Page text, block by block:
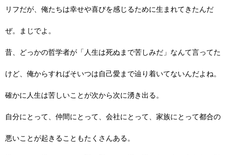
リフだが、俺たちは幸せや喜びを感じるために生まれてきたんだ
ぜ。まじでよ。
昔、どっかの哲学者が「人生は死ぬまで苦しみだ」なんて言ってた
けど、俺からすればそいつは自己愛まで辿り着いてないんだよね。
確かに人生は苦しいことが次から次に湧き出る。
自分にとって、仲間にとって、会社にとって、家族にとって都合の
悪いことが起きることもたくさんある。